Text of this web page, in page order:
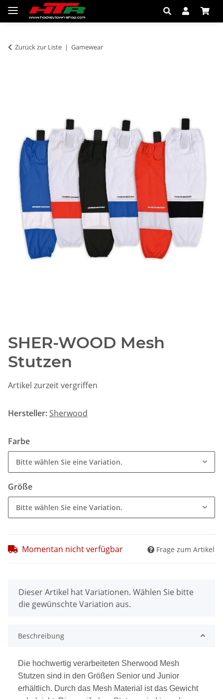
Zurück zur Liste Gamewear
SHER-WOOD Mesh
Stutzen
Artikel zurzeit vergriffen
Hersteller: Sherwood
Farbe
Bitte wählen Sie eine Variation.
Größe
Bitte wählen Sie eine Variation.
Momentan nicht verfügbar Frage zum Artikel
x
Dieser Artikel hat Variationen. Wählen Sie bitte
die gewünschte Variation aus.
Beschreibung
Die hochwertig verarbeiteten Sherwood Mesh
Stutzen sind in den Größen Senior und Junior
erhältlich. Durch das Mesh Material ist das Gewicht